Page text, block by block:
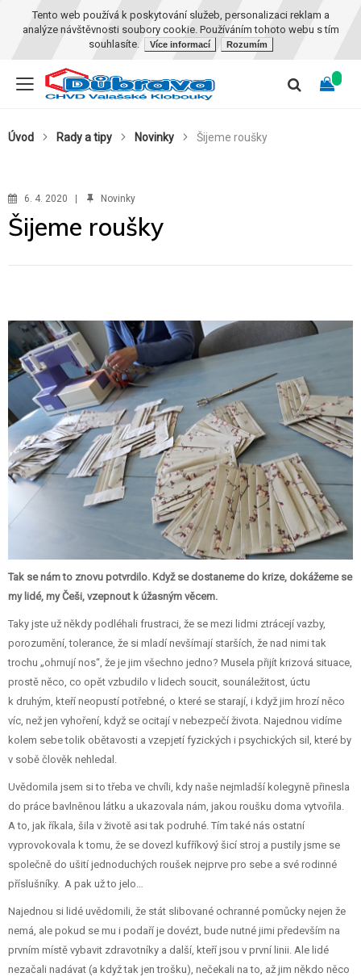
Tento web používá k poskytování služeb, personalizaci reklam a
analýze návštěvnosti soubory cookie. Používáním tohoto webu s tím
souhlasíte.
Více informací Rozumím
Úvod Rady a tipy Novinky Šijeme roušky
6. 4. 2020 Novinky
Šijeme roušky
Tak se nám to znovu potvrdilo. Když se dostaneme do krize, dokážeme se
my lidé, my Češi, vzepnout k úžasným věcem.
Taky jste už někdy podléhali frustraci, že se mezi lidmi ztrácejí vazby,
porozumění, tolerance, že si mladí nevšímají starších, že nad nimi tak
trochu „ohrnují nos“, že je jim všechno jedno? Musela přijít krizová situace,
prostě něco, co opět vzbudilo v lidech soucit, sounáležitost, úctu
k druhým, kteří neopustí potřebné, o které se starají, i když jim hrozí něco
víc, než jen vyhoření, když se ocitají v nebezpečí života. Najednou vidíme
kolem sebe tolik obětavosti a vzepjetí fyzických i psychických sil, které by
v sobě člověk nehledal.
Uvědomila jsem si to třeba ve chvíli, kdy naše nejmladší kolegyně přinesla
do práce bavlněnou látku a ukazovala nám, jakou roušku doma vytvořila.
A to, jak říkala, šila v životě asi tak podruhé. Tím také nás ostatní
vyprovokovala k tomu, že se dovezl kufříkový šicí stroj a pustily jsme se
společně do ušití jednoduchých roušek nejprve pro sebe a své rodinné
příslušníky. A pak už to jelo…
Najednou si lidé uvědomili, že stát slibované ochranné pomůcky nejen že
nemá, ale pokud se mu i podaří je dovézt, bude nutné jimi především na
prvním místě vybavit zdravotníky a další, kteří jsou v první linii. Ale lidé
nezačali nadávat (a když tak jen trošku), nečekali na to, až jim někdo něco